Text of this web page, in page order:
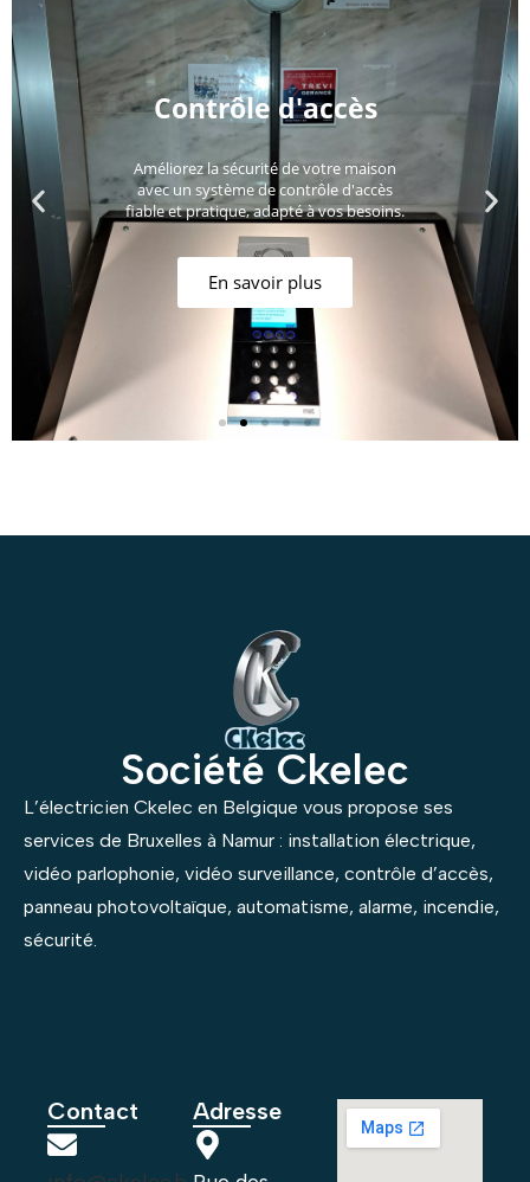
Contrôle d'accès
Améliorez la sécurité de votre maison
avec un système de contrôle d'accès
fiable et pratique, adapté à vos besoins.
En savoir plus
Société Ckelec
L’électricien Ckelec en Belgique vous propose ses
services de Bruxelles à Namur : installation électrique,
vidéo parlophonie, vidéo surveillance, contrôle d’accès,
panneau photovoltaïque, automatisme, alarme, incendie,
sécurité.
Contact Adresse